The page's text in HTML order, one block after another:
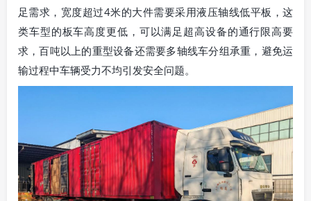
足需求，宽度超过4米的大件需要采用液压轴线低平板，这
类车型的板车高度更低，可以满足超高设备的通行限高要
求，百吨以上的重型设备还需要多轴线车分组承重，避免运
输过程中车辆受力不均引发安全问题。